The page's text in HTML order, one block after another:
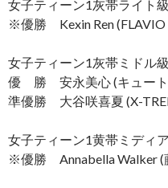
女子ティーン1灰帯ライト級
※優勝 Kexin Ren (FLAVIO
女子ティーン1灰帯ミドル級
優 勝 安永美心 (キュー
準優勝 大谷咲喜夏 (X-
女子ティーン1黄帯ミディ
※優勝 Annabella Walker (